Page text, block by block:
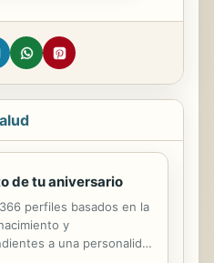
de tu aniversario
perfiles basados en la
y
a una personalidad